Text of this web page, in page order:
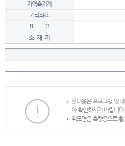
지역측지계
기타좌표
표 고
소 재 지
본내용은 프로그램 및
아 확인하시기 바랍니다.
위도면은 측량용으로 활